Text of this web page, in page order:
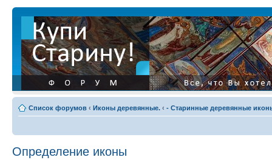
Список форумов ‹ Иконы деревянные. ‹ - Старинные деревянные
Определение иконы